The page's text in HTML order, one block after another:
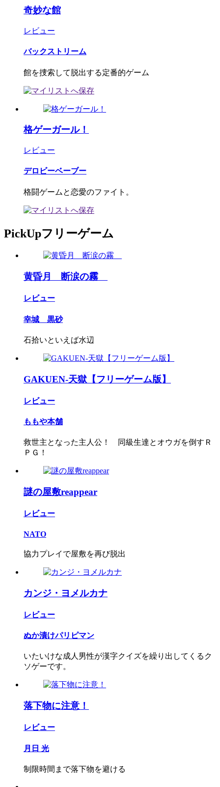
奇妙な館
レビュー
バックストリーム
館を捜索して脱出する定番的ゲーム
格ゲーガール！
レビュー
デロビーベーブー
格闘ゲームと恋愛のファイト。
PickUpフリーゲーム
黄昏月 断涙の霧
レビュー
幸城 黒砂
石拾いといえば水辺
GAKUEN-天獄【フリーゲーム版】
レビュー
ももや本舗
救世主となった主人公！ 同級生達とオウガを倒すＲ
ＰＧ！
謎の屋敷reappear
レビュー
NATO
協力プレイで屋敷を再び脱出
カンジ・ヨメルカナ
レビュー
ぬか漬けパリピマン
いたいけな成人男性が漢字クイズを繰り出してくるク
ソゲーです。
落下物に注意！
レビュー
月日 光
制限時間まで落下物を避ける